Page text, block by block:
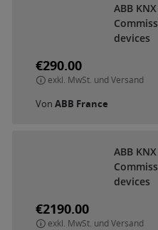
ABB KNX
Commiss
devices
€290.00
exkl. MwSt. und Versand
Von ABB France
ABB KNX
Commiss
devices
€2190.00
exkl. MwSt. und Versand